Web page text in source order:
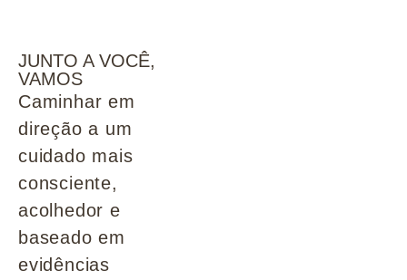
JUNTO A VOCÊ,
VAMOS
Caminhar em
direção a um
cuidado mais
consciente,
acolhedor e
baseado em
evidências